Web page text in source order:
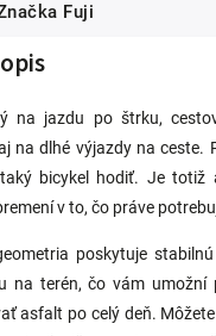
Fuji
na jazdu po štrku,
na dlhé výjazdy na ceste.
bicykel hodiť. Je totiž
v to, čo práve
poskytuje
na terén, čo vám umožní
asfalt po celý deň.